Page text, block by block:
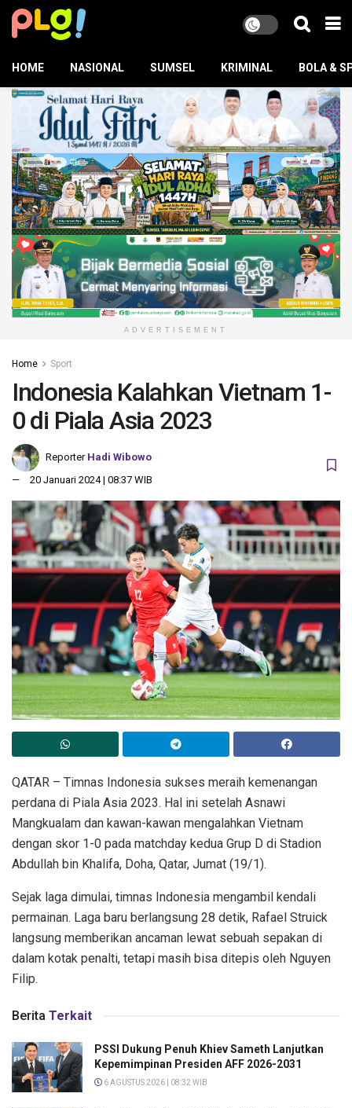
HOME NASIONAL SUMSEL KRIMINAL BOLA &
ADVERTISEMENT
Home Sport
Indonesia Kalahkan Vietnam 1-
0 di Piala Asia 2023
Reporter Hadi Wibowo
20 Januari 2024 | 08:37 WIB
QATAR – Timnas Indonesia sukses meraih kemenangan
perdana di Piala Asia 2023. Hal ini setelah Asnawi
Mangkualam dan kawan-kawan mengalahkan Vietnam
dengan skor 1-0 pada matchday kedua Grup D di Stadion
Abdullah bin Khalifa, Doha, Qatar, Jumat (19/1).
Sejak laga dimulai, timnas Indonesia mengambil kendali
permainan. Laga baru berlangsung 28 detik, Rafael Struick
langsung memberikan ancaman lewat sebuah sepakan di
dalam kotak penalti, tetapi masih bisa ditepis oleh Nguyen
Filip.
Berita Terkait
PSSI Dukung Penuh Khiev Sameth Lanjutkan
Kepemimpinan Presiden AFF 2026-2031
6 AGUSTUS 2026 | 08:32 WIB